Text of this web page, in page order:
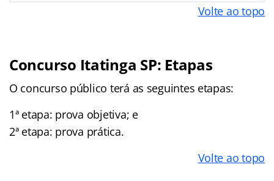
Volte ao topo
Concurso Itatinga SP: Etapas
O concurso público terá as seguintes etapas:
1ª etapa: prova objetiva; e
2ª etapa: prova prática.
Volte ao topo